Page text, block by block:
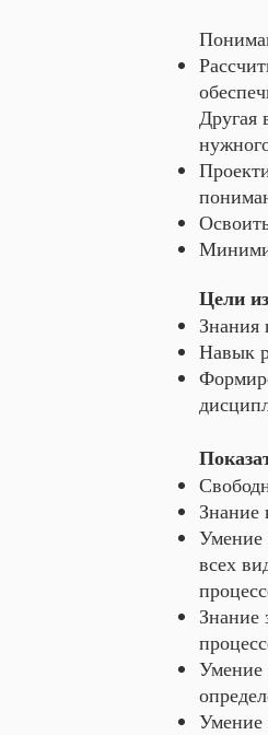
Другая
Цели
Знания
Навык
Знание
Умение
всех
Знание
Умение
Умение